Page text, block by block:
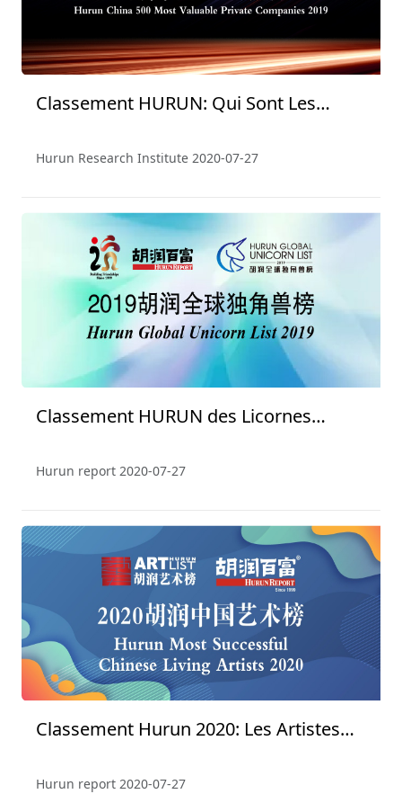
Classement HURUN: Qui Sont Les
Valorisées en Chine 2019？
Hurun Research Institute 2020-07-27
Classement HURUN des Licornes
Hurun report 2020-07-27
Classement Hurun 2020: Les Artistes
Hurun report 2020-07-27